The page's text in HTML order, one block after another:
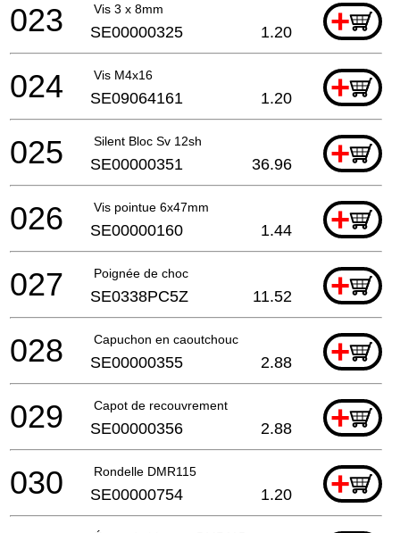
Vis 3 x 8mm +
023 SE00000325 1.20
Vis M4x16 +
024 SE09064161 1.20
Silent Bloc Sv 12sh +
025 SE00000351 36.96
Vis pointue 6x47mm +
026 SE00000160 1.44
Poignée de choc +
027 SE0338PC5Z 11.52
Capuchon en caoutchouc +
028 SE00000355 2.88
Capot de recouvrement +
029 SE00000356 2.88
Rondelle DMR115 +
030 SE00000754 1.20